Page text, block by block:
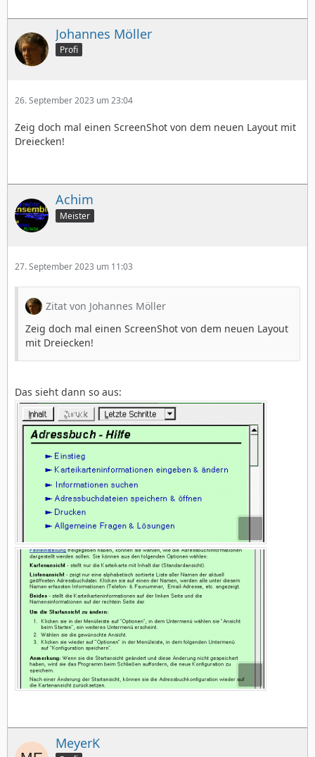
Johannes Möller
Profi
26. September 2023 um 23:04
Zeig doch mal einen ScreenShot von dem neuen Layout mit
Dreiecken!
Achim
Meister
27. September 2023 um 11:03
Zitat von Johannes Möller
Zeig doch mal einen ScreenShot von dem neuen Layout
mit Dreiecken!
Das sieht dann so aus:
MeyerK